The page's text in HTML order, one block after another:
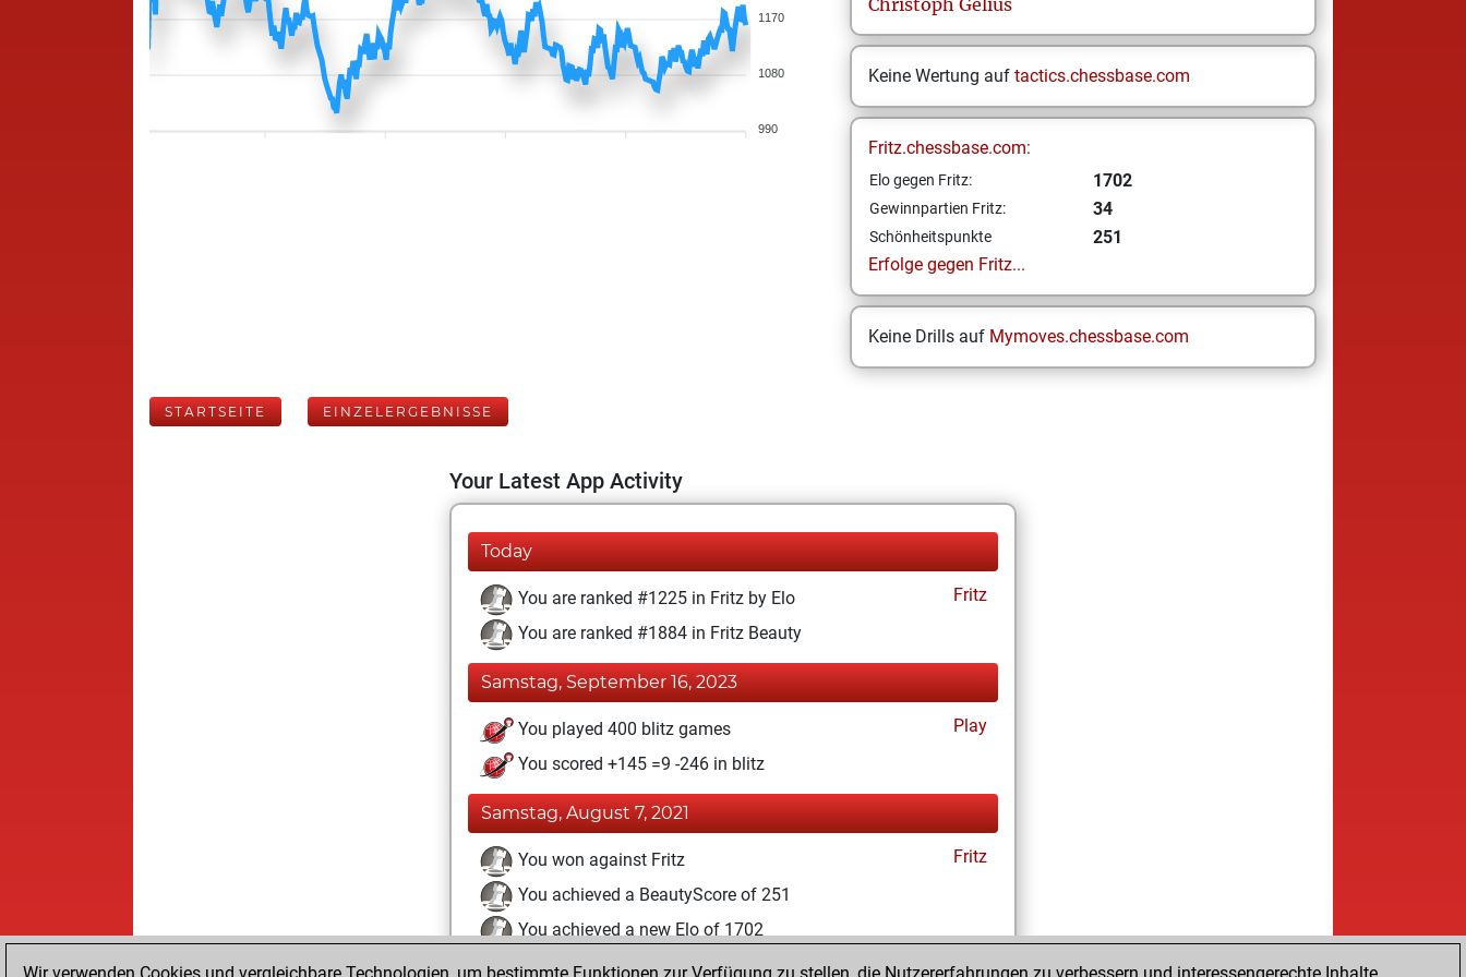
1170
1080
990
Christoph Gelius
Keine Wertung auf tactics.chessbase.com
Fritz.chessbase.com:
Elo gegen Fritz: 1702
Gewinnpartien Fritz: 34
Schönheitspunkte
251
Erfolge gegen Fritz...
Keine Drills auf Mymoves.chessbase.com
STARTSEITE EINZELERGEBNISSE
Your Latest App Activity
Today
You are ranked #1225 in Fritz by Elo
Fritz
You are ranked #1884 in Fritz Beauty
Samstag, September 16, 2023
You played 400 blitz games
Play
You scored +145 =9 -246 in blitz
Samstag, August 7, 2021
You won against Fritz
Fritz
You achieved a BeautyScore of 251
You achieved a new Elo of 1702